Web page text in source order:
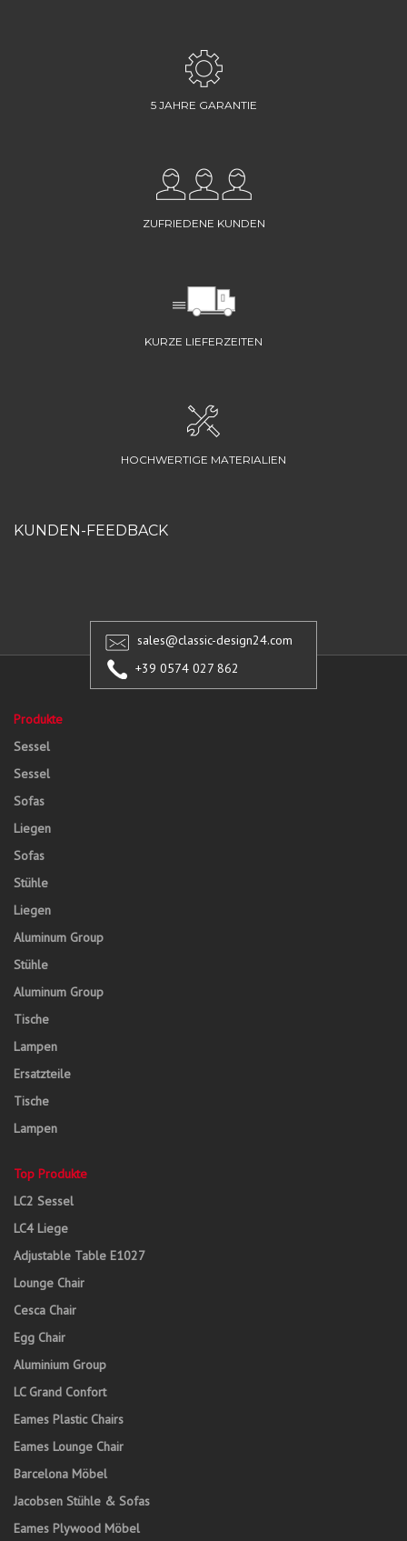
5 JAHRE GARANTIE
ZUFRIEDENE KUNDEN
KURZE LIEFERZEITEN
HOCHWERTIGE MATERIALIEN
KUNDEN-FEEDBACK
sales@classic-design24.com
+39 0574 027 862
Produkte
Sessel
Sessel
Sofas
Liegen
Sofas
Stühle
Liegen
Aluminum Group
Stühle
Aluminum Group
Tische
Lampen
Ersatzteile
Tische
Lampen
Top Produkte
LC2 Sessel
LC4 Liege
Adjustable Table E1027
Lounge Chair
Cesca Chair
Egg Chair
Aluminium Group
LC Grand Confort
Eames Plastic Chairs
Eames Lounge Chair
Barcelona Möbel
Jacobsen Stühle & Sofas
Eames Plywood Möbel